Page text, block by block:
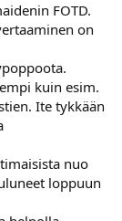
FOTD.
on
kuin esim.
Ite tykkään
nuo
loppuun